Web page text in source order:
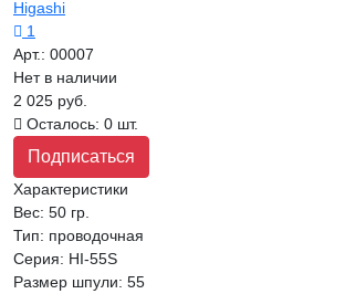
Higashi
1
Арт.: 00007
Нет в наличии
2 025 руб.
Осталось: 0 шт.
Подписаться
Характеристики
Вес: 50 гр.
Тип: проводочная
Серия: HI-55S
Размер шпули: 55